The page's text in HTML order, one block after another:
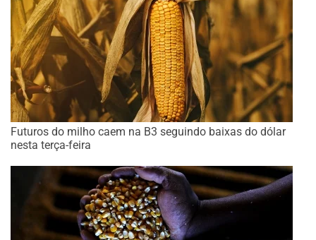
Futuros do milho caem na B3 seguindo baixas do dólar
nesta terça-feira